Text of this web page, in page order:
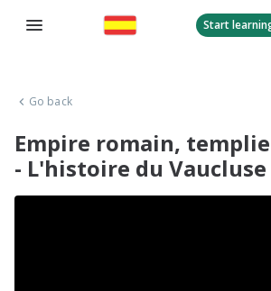
Start
Go back
Empire romain,
- L'histoire du Vaucluse